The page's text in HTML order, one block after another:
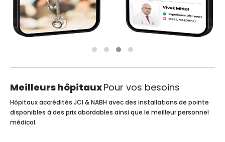
Meilleurs hôpitauxPour vos besoins
Hôpitaux accrédités JCI & NABH avec des installations de pointe
disponibles à des prix abordables ainsi que le meilleur personnel
médical.